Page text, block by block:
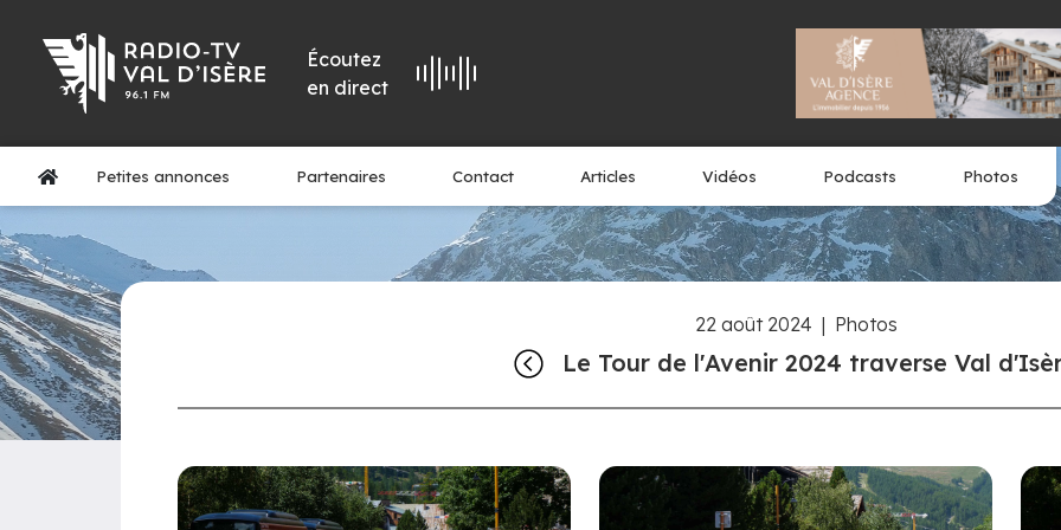
Écoutez
en direct
Petites annonces Partenaires Contact Articles Vidéos Podcasts Photos
22 août 2024 | Photos
Le Tour de l'Avenir 2024 traverse Val